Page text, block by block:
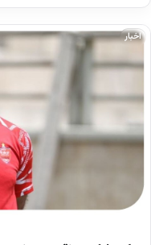
اخبار